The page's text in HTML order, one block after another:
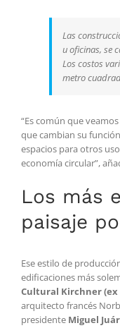
Las
u oficinas, se
Los costos
metro
“Es común que
que cambian su
espacios para otros
economía circular”,
Los más
paisaje
Ese estilo de
edificaciones más
Cultural Kirchner
arquitecto francés
presidente Miguel